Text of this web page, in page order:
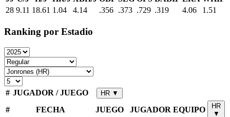
28 9.11 18.61 1.04 4.14 .356 .373 .729 .319 4.06 1.51
Ranking por Estadio
# JUGADOR / JUEGO HR ▼
# FECHA JUEGO JUGADOR EQUIPO
HR
▼